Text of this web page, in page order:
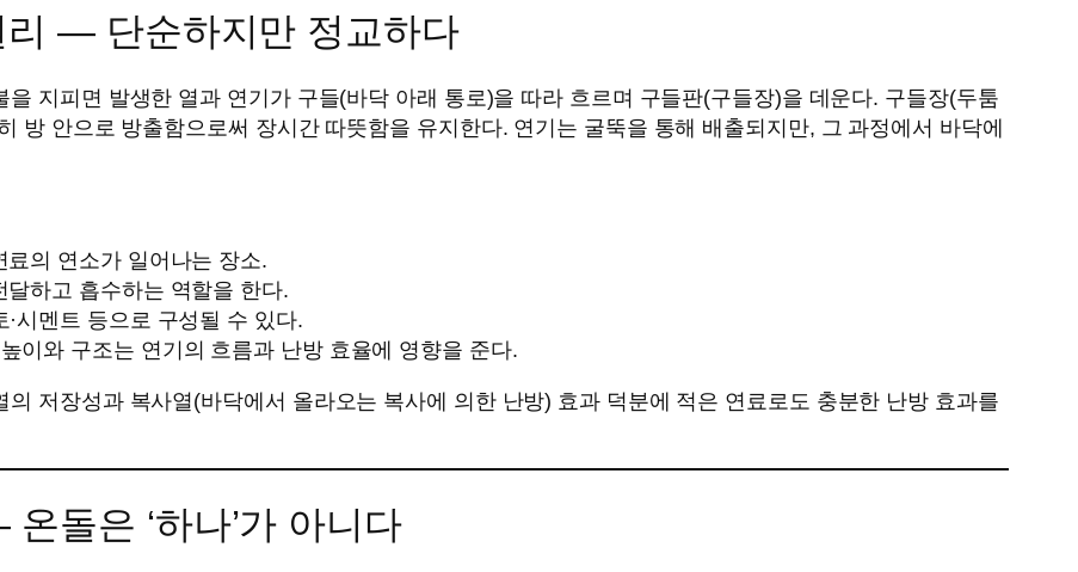
— 단순하지만 정교하다
지피면 발생한 열과 연기가 구들(바닥 아래 통로)을 따라 흐르며 구들판(구들장)을 데운다. 구들장(두툼
방 안으로 방출함으로써 장시간 따뜻함을 유지한다. 연기는 굴뚝을 통해 배출되지만, 그 과정에서 바닥에
의 연소가 일어나는 장소.
하고 흡수하는 역할을 한다.
시멘트 등으로 구성될 수 있다.
이와 구조는 연기의 흐름과 난방 효율에 영향을 준다.
저장성과 복사열(바닥에서 올라오는 복사에 의한 난방) 효과 덕분에 적은 연료로도 충분한 난방 효과를
돌은 ‘하나’가 아니다